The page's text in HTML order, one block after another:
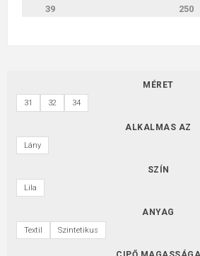
39
250
MÉRET
31 32 34
ALKALMAS AZ
Lány
SZÍN
Lila
ANYAG
Textil Szintetikus